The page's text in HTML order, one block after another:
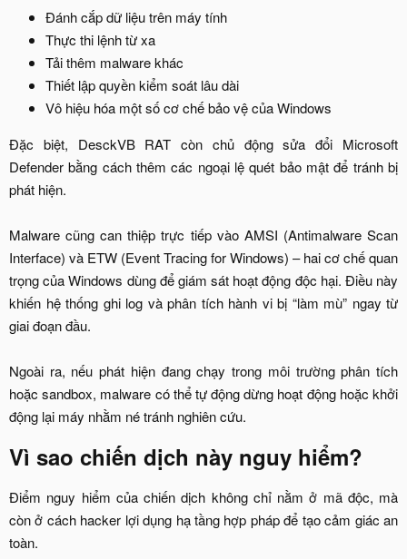
Đánh cắp dữ liệu trên máy tính​
Thực thi lệnh từ xa​
Tải thêm malware khác​
Thiết lập quyền kiểm soát lâu dài​
Vô hiệu hóa một số cơ chế bảo vệ của Windows​
Đặc biệt, DesckVB RAT còn chủ động sửa đổi Microsoft
Defender bằng cách thêm các ngoại lệ quét bảo mật để tránh bị
phát hiện.
Malware cũng can thiệp trực tiếp vào AMSI (Antimalware Scan
Interface) và ETW (Event Tracing for Windows) – hai cơ chế quan
trọng của Windows dùng để giám sát hoạt động độc hại. Điều này
khiến hệ thống ghi log và phân tích hành vi bị “làm mù” ngay từ
giai đoạn đầu.
Ngoài ra, nếu phát hiện đang chạy trong môi trường phân tích
hoặc sandbox, malware có thể tự động dừng hoạt động hoặc khởi
động lại máy nhằm né tránh nghiên cứu.​
Vì sao chiến dịch này nguy hiểm?​
Điểm nguy hiểm của chiến dịch không chỉ nằm ở mã độc, mà
còn ở cách hacker lợi dụng hạ tầng hợp pháp để tạo cảm giác an
toàn.